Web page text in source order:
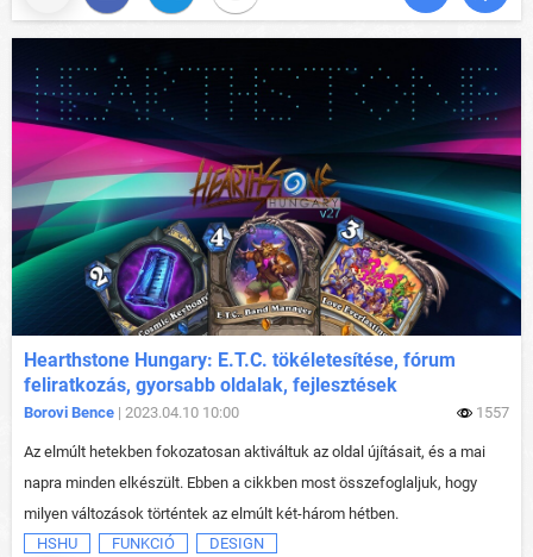
Hearthstone Hungary: E.T.C. tökéletesítése, fórum
feliratkozás, gyorsabb oldalak, fejlesztések
Borovi Bence | 2023.04.10 10:00 1557
Az elmúlt hetekben fokozatosan aktiváltuk az oldal újításait, és a mai
napra minden elkészült. Ebben a cikkben most összefoglaljuk, hogy
milyen változások történtek az elmúlt két-három hétben.
HSHU
FUNKCIÓ DESIGN